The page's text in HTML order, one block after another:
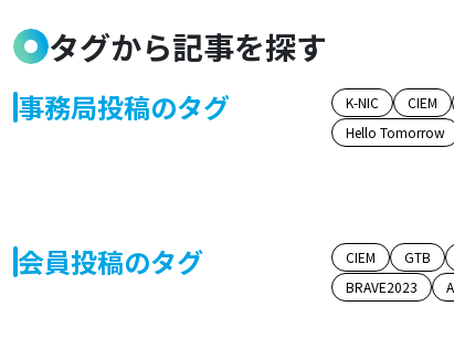
タグから記事を探す
事務局投稿のタグ K-NIC CIEM
Hello Tomorrow
会員投稿のタグ CIEM GTB
BRAVE2023